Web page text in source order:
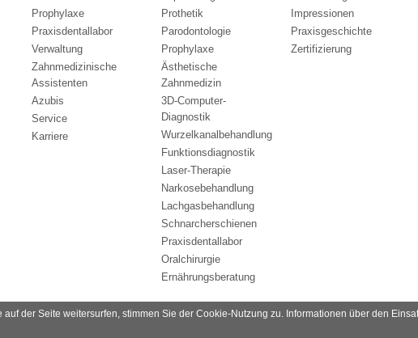
Prophylaxe
Praxisdentallabor
Verwaltung
Zahnmedizinische
Assistenten
Azubis
Service
Karriere
Prothetik
Parodontologie
Prophylaxe
Ästhetische
Zahnmedizin
3D-Computer-
Diagnostik
Wurzelkanalbehandlung
Funktionsdiagnostik
Laser-Therapie
Narkosebehandlung
Lachgasbehandlung
Schnarcherschienen
Praxisdentallabor
Oralchirurgie
Ernährungsberatung
Impressionen
Praxisgeschichte
Zertifizierung
der Seite weitersurfen, stimmen Sie der Cookie-Nutzung zu. Informationen über den